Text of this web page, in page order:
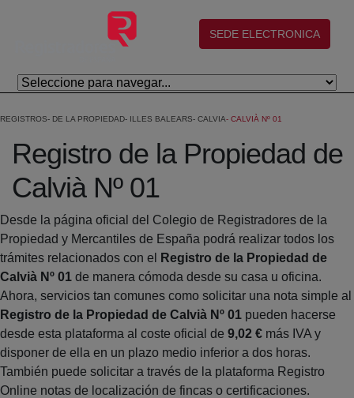
Skip to Main Content
(abre en nueva ventana)
SEDE ELECTRONICA
REGISTROS DE LA PROPIEDAD ILLES BALEARS CALVIA CALVIÀ Nº 01
Registro de la Propiedad de
Calvià Nº 01
Desde la página oficial del Colegio de Registradores de la
Propiedad y Mercantiles de España podrá realizar todos los
trámites relacionados con el
Registro de la Propiedad de
Calvià Nº 01 de manera cómoda desde su casa u oficina.
Ahora, servicios tan comunes como solicitar una nota simple al
Registro de la Propiedad de Calvià Nº 01 pueden hacerse
desde esta plataforma al coste oficial de 9,02 € más IVA y
disponer de ella en un plazo medio inferior a dos horas.
También puede solicitar a través de la plataforma Registro
Online notas de localización de fincas o certificaciones.